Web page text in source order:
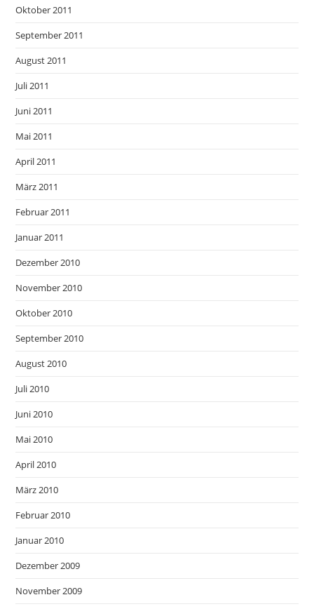
Oktober 2011
September 2011
August 2011
Juli 2011
Juni 2011
Mai 2011
April 2011
März 2011
Februar 2011
Januar 2011
Dezember 2010
November 2010
Oktober 2010
September 2010
August 2010
Juli 2010
Juni 2010
Mai 2010
April 2010
März 2010
Februar 2010
Januar 2010
Dezember 2009
November 2009